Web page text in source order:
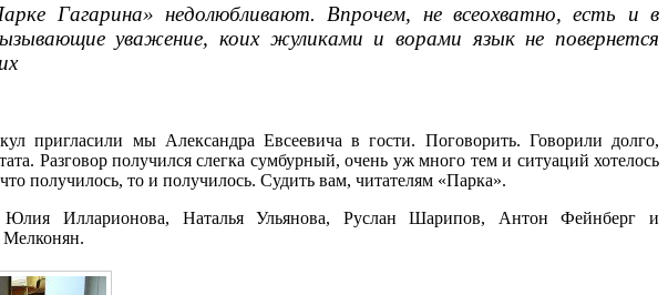
Гагарина» недолюбливают. Впрочем, не всеохватно, есть и в
уважение, коих жуликами и ворами язык не повернется
пригласили мы Александра Евсеевича в гости. Поговорить. Говорили долго,
Разговор получился слегка сумбурный, очень уж много тем и ситуаций хотелось
получилось, то и получилось. Судить вам, читателям «Парка».
Илларионова, Наталья Ульянова, Руслан Шарипов, Антон Фейнберг и